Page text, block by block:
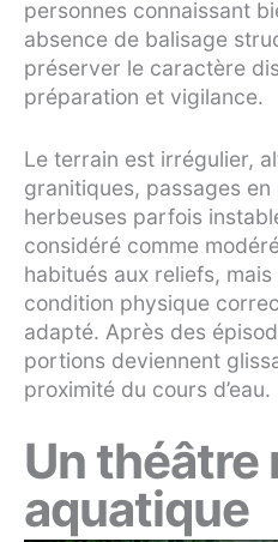
personnes connaissant
absence de balisage
préserver le caractère
préparation et vigilance.
Le terrain est irrégulier,
granitiques, passages
herbeuses parfois
considéré comme
habitués aux reliefs,
condition physique
adapté. Après des
portions deviennent
proximité du cours d’eau.
Un théâtre
aquatique